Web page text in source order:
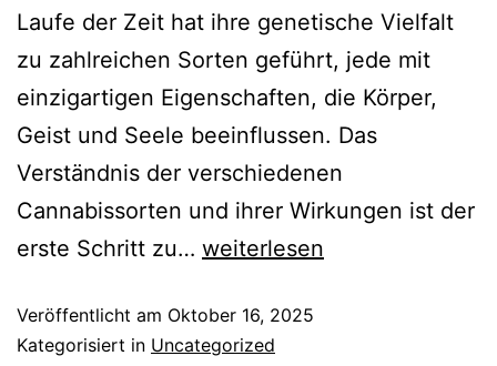
Laufe der Zeit hat ihre genetische Vielfalt
zu zahlreichen Sorten geführt, jede mit
einzigartigen Eigenschaften, die Körper,
Geist und Seele beeinflussen. Das
Verständnis der verschiedenen
Cannabissorten und ihrer Wirkungen ist der
erste Schritt zu… weiterlesen
Veröffentlicht am Oktober 16, 2025
Kategorisiert in Uncategorized